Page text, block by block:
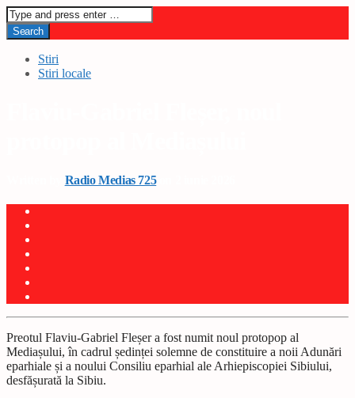
Stiri
Stiri locale
Radio Medias 725on 2 iunie 2026
Preotul Flaviu-Gabriel Fleșer a fost numit noul protopop al
Mediașului, în cadrul ședinței solemne de constituire a noii Adunări
eparhiale și a noului Consiliu eparhial ale Arhiepiscopiei Sibiului,
desfășurată la Sibiu.